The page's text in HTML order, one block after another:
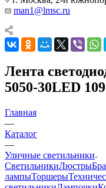
man1@lmsc.ru
Лента
5050-30LED
Главная
—
Каталог
—
Уличные светильники
СветильникиЛюстрыБра
лампыТоршеры